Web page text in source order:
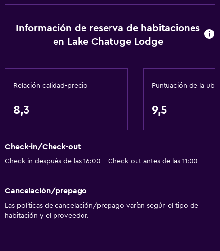
Información de reserva de habitaciones
en Lake Chatuge Lodge
Relación calidad-precio
8,3
Puntuación de la
9,5
Check-in/Check-out
Check-in después de las 16:00 - Check-out antes de las 11:00
Cancelación/prepago
Las políticas de cancelación/prepago varían según el tipo de
habitación y el proveedor.